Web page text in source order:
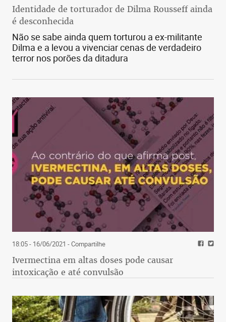
Identidade de torturador de Dilma Rousseff ainda
é desconhecida
Não se sabe ainda quem torturou a ex-militante
Dilma e a levou a vivenciar cenas de verdadeiro
terror nos porões da ditadura
18:05 - 16/06/2021 - Compartilhe
Ivermectina em altas doses pode causar
intoxicação e até convulsão